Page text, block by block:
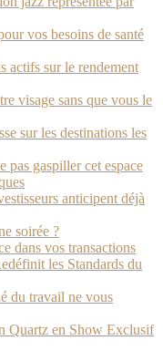
vos besoins de santé
actifs sur le rendement
visage sans que vous le
sur les destinations les
pas gaspiller cet espace
anticipent déjà
soirée ?
dans vos transactions
les Standards du
du travail ne vous
Quartz en Show Exclusif